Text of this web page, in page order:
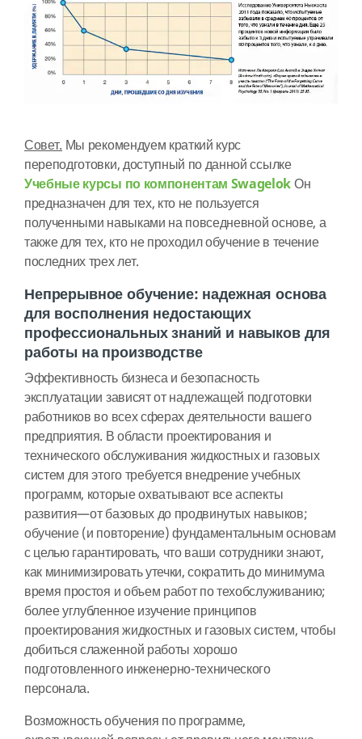
Совет. Мы рекомендуем краткий курс
переподготовки, доступный по данной ссылке
Учебные курсы по компонентам SwagelokОн
предназначен для тех, кто не пользуется
полученными навыками на повседневной основе, а
также для тех, кто не проходил обучение в течение
последних трех лет.
Непрерывное обучение: надежная основа
для восполнения недостающих
профессиональных знаний и навыков для
работы на производстве
Эффективность бизнеса и безопасность
эксплуатации зависят от надлежащей подготовки
работников во всех сферах деятельности вашего
предприятия. В области проектирования и
технического обслуживания жидкостных и газовых
систем для этого требуется внедрение учебных
программ, которые охватывают все аспекты
развития—от базовых до продвинутых навыков;
обучение (и повторение) фундаментальным основам
с целью гарантировать, что ваши сотрудники знают,
как минимизировать утечки, сократить до минимума
время простоя и объем работ по техобслуживанию;
более углубленное изучение принципов
проектирования жидкостных и газовых систем, чтобы
добиться слаженной работы хорошо
подготовленного инженерно-технического
персонала.
Возможность обучения по программе,